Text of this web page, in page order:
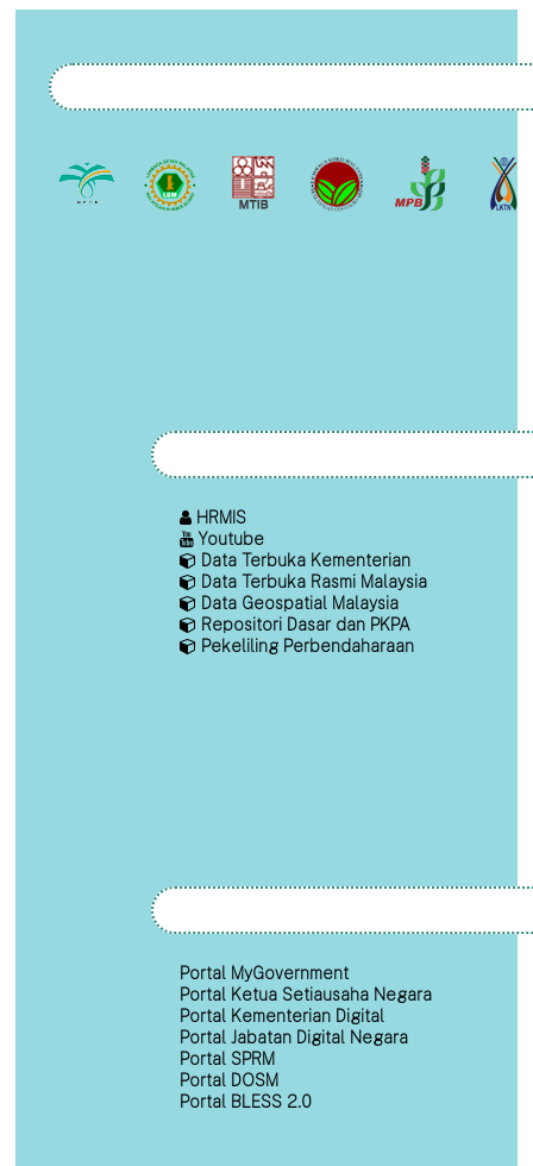
HRMIS
Youtube
Data Terbuka Kementerian
Data Terbuka Rasmi Malaysia
Data Geospatial Malaysia
Repositori Dasar dan PKPA
Pekeliling Perbendaharaan
Portal MyGovernment
Portal Ketua Setiausaha Negara
Portal Kementerian Digital
Portal Jabatan Digital Negara
Portal SPRM
Portal DOSM
Portal BLESS 2.0